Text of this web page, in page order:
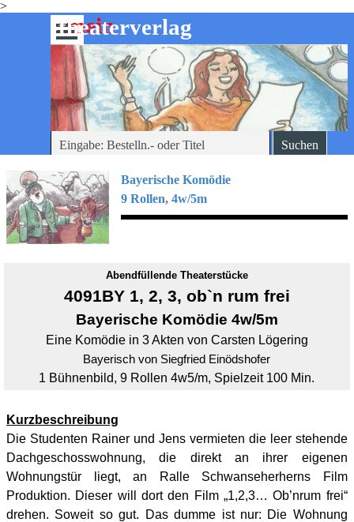
>
Direkt zum Seiteninhalt
-theaterverlag
mein
Menü überspringen
Suchen
Bayerische Komödie
9 Rollen, 4w/5m
Abendfüllende Theaterstücke
4091BY 1, 2, 3, ob`n rum frei
Bayerische Komödie 4w/5m
Eine Komödie in 3 Akten von Carsten Lögering
Bayerisch von Siegfried Einödshofer
1 Bühnenbild, 9 Rollen 4w5/m, Spielzeit 100 Min.
Kurzbeschreibung
Die Studenten Rainer und Jens vermieten die leer stehende
Dachgeschosswohnung, die direkt an ihrer eigenen
Wohnungstür liegt, an Ralle Schwanseherherns Film
Produktion. Dieser will dort den Film „1,2,3… Ob’nrum frei“
drehen. Soweit so gut. Das dumme ist nur: Die Wohnung